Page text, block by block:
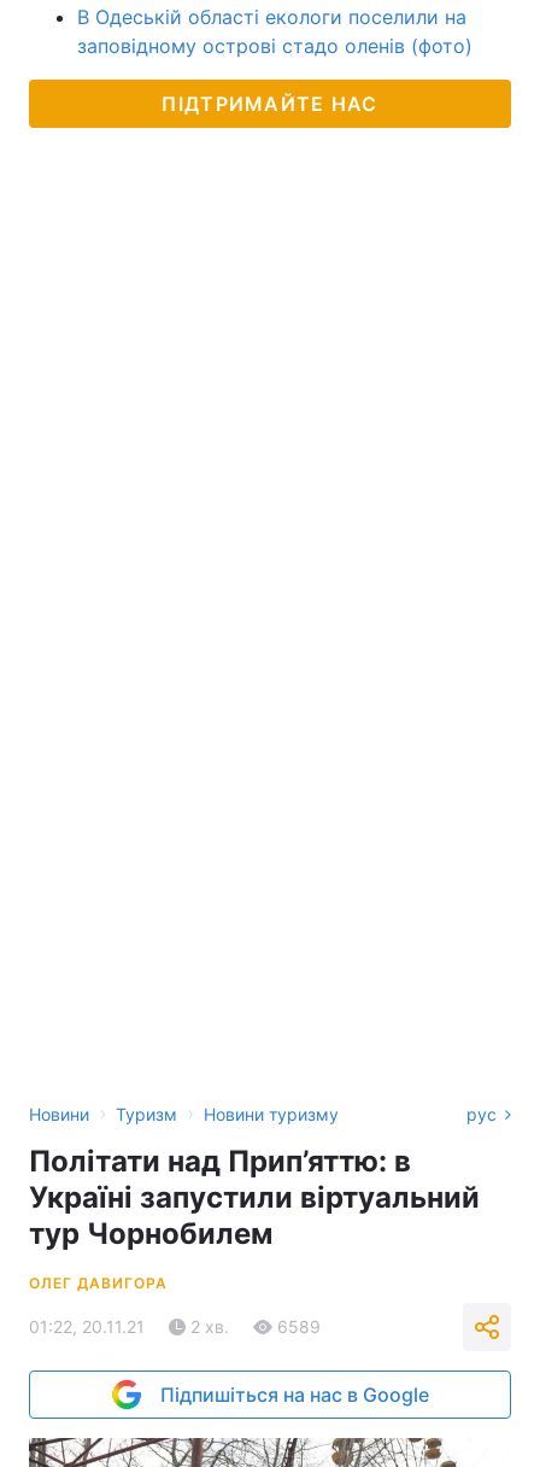
В Одеській області екологи поселили на
заповідному острові стадо оленів (фото)
ПІДТРИМАЙТЕ НАС
Новини › Туризм › Новини туризму рус
Політати над Прип’яттю: в
Україні запустили віртуальний
тур Чорнобилем
ОЛЕГ ДАВИГОРА
01:22, 20.11.21 2 хв. 6589
Підпишіться на нас в Google